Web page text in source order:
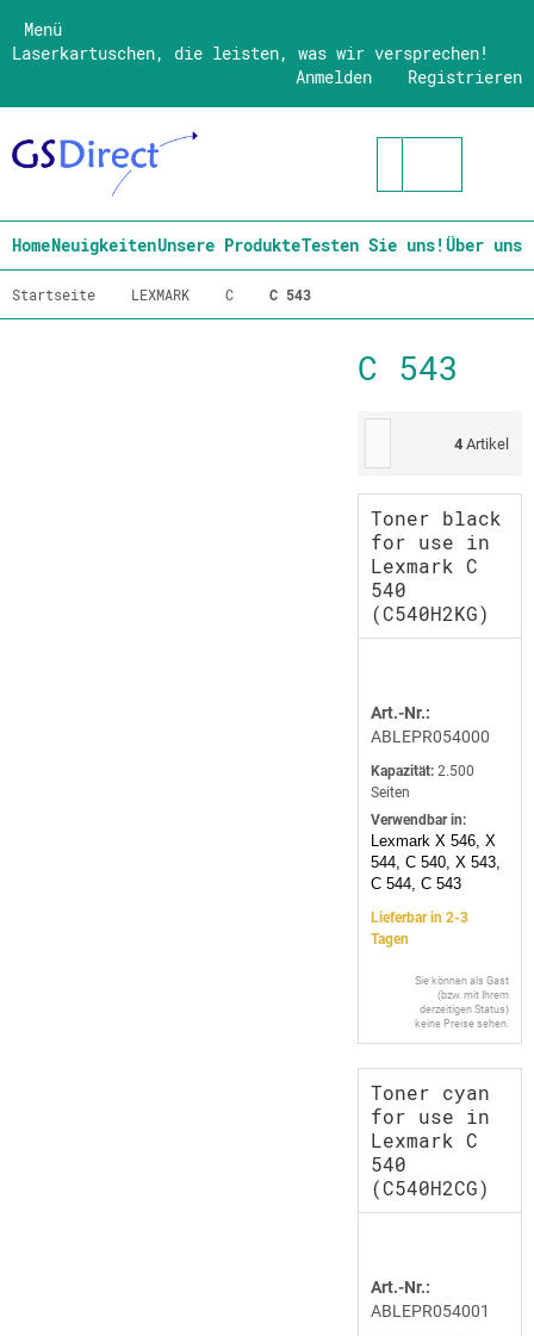
Menü
Laserkartuschen, die leisten, was wir versprechen!
Registrieren
Anmelden
HomeNeuigkeitenUnsere ProdukteTesten Sie uns!Über uns
Startseite LEXMARK C C 543
C 543
4 Artikel
Toner black
for use in
Lexmark C
540
(C540H2KG)
Art.-Nr.:
ABLEPR054000
Kapazität: 2.500
Seiten
Verwendbar in:
Lexmark X 546, X
544, C 540, X 543,
C 544, C 543
Lieferbar in 2-3
Tagen
Sie können als Gast
(bzw. mit Ihrem
derzeitigen Status)
keine Preise sehen.
Toner cyan
for use in
Lexmark C
540
(C540H2CG)
Art.-Nr.:
ABLEPR054001